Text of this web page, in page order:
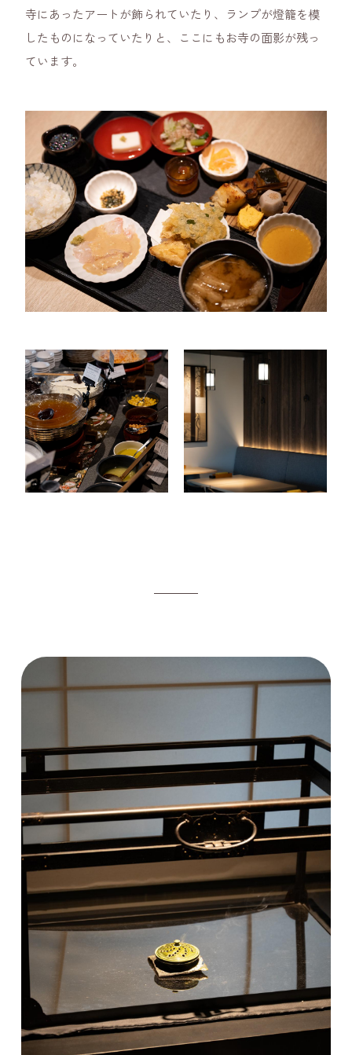
寺にあったアートが飾られていたり、ランプが燈籠を模
したものになっていたりと、ここにもお寺の面影が残っ
ています。